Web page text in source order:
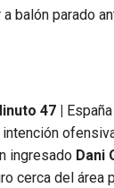
balón parado
47 |
ingresado Dani
cerca del área